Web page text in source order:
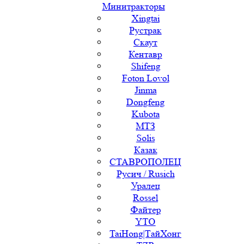
Минитракторы
Xingtai
Рустрак
Скаут
Кентавр
Shifeng
Foton Lovol
Jinma
Dongfeng
Kubota
МТЗ
Solis
Казак
СТАВРОПОЛЕЦ
Русич / Rusich
Уралец
Rossel
Файтер
YTO
TaiHong|ТайХонг